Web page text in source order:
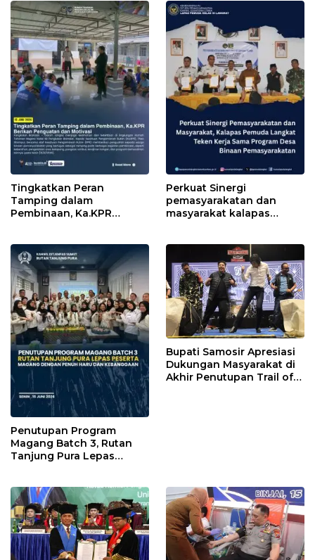
Tingkatkan Peran
Tamping dalam
Pembinaan, Ka.KPR
Perkuat Sinergi
pemasyarakatan dan
masyarakat kalapas
Binaan pemasyarakatan
Penutupan Program
Magang Batch 3, Rutan
Tanjung Pura Lepas
Kebanggaan
Bupati Samosir Apresiasi
Dukungan Masyarakat di
Akhir Penutupan Trail of